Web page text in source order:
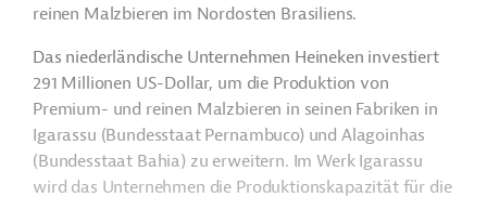
reinen Malzbieren im Nordosten Brasiliens.
Das niederländische Unternehmen Heineken investiert
291 Millionen US-Dollar, um die Produktion von
Premium- und reinen Malzbieren in seinen Fabriken in
Igarassu (Bundesstaat Pernambuco) und Alagoinhas
(Bundesstaat Bahia) zu erweitern. Im Werk Igarassu
wird das Unternehmen die Produktionskapazität für die